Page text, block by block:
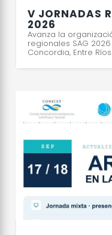
V JORNADAS
2026
Avanza la
regionales SAG
Concordia, Entre Ríos.